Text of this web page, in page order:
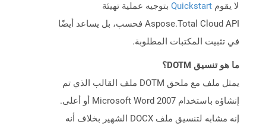
لا يقوم Quickstart بتوجيه عملية تهيئة
Aspose.Total Cloud API فحسب، بل يساعد أيضًا
في تثبيت المكتبات المطلوبة.
ما هو تنسيق DOTM؟
يمثل ملف مع ملحق DOTM ملف القالب الذي تم
إنشاؤه باستخدام Microsoft Word 2007 أو أعلى.
إنه مشابه لتنسيق ملف DOCX الشهير بخلاف أنه